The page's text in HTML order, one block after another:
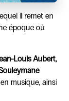
il remet en
époque où
Louis Aubert,
musique, ainsi